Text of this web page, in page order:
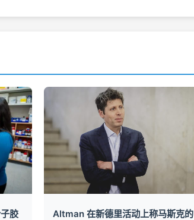
胶
Altman 在新德里活动上称马斯克的